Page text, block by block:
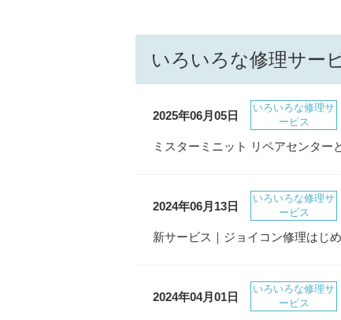
いろいろな修理サー
2025年06月05日
いろいろな修理サ
ービス
ミスターミニット リペアセンター
2024年06月13日
いろいろな修理サ
ービス
新サービス｜ジョイコン修理はじ
2024年04月01日
いろいろな修理サ
ービス